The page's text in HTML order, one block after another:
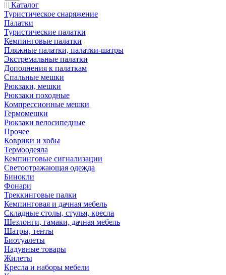
Каталог
Туристическое снаряжение
Палатки
Туристические палатки
Кемпинговые палатки
Пляжные палатки, палатки-шатры
Экстремальные палатки
Дополнения к палаткам
Спальные мешки
Рюкзаки, мешки
Рюкзаки походные
Компрессионные мешки
Гермомешки
Рюкзаки велосипедные
Прочее
Коврики и хобы
Термоодеяла
Кемпинговые сигнализации
Светоотражающая одежда
Бинокли
Фонари
Треккинговые палки
Кемпинговая и дачная мебель
Складные столы, стулья, кресла
Шезлонги, гамаки, дачная мебель
Шатры, тенты
Биотуалеты
Надувные товары
Жилеты
Кресла и наборы мебели